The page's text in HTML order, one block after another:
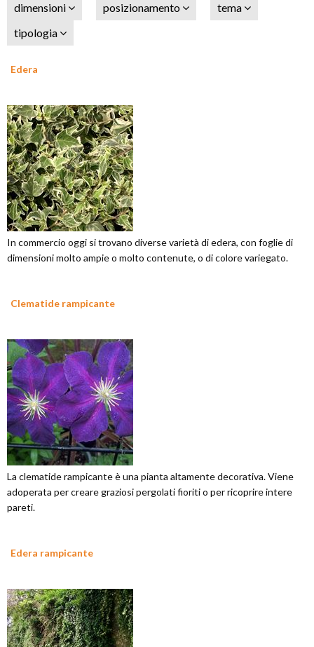
dimensioni posizionamento
tema
tipologia
Edera
In commercio oggi si trovano diverse varietà di edera, con foglie di
dimensioni molto ampie o molto contenute, o di colore variegato.
Clematide rampicante
La clematide rampicante è una pianta altamente decorativa. Viene
adoperata per creare graziosi pergolati fioriti o per ricoprire intere
pareti.
Edera rampicante